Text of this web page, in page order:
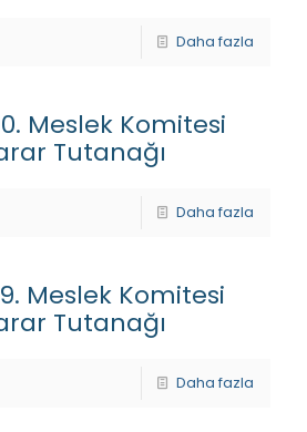
Daha fazla
Meslek Komitesi
Tutanağı
Daha fazla
Meslek Komitesi
Tutanağı
Daha fazla